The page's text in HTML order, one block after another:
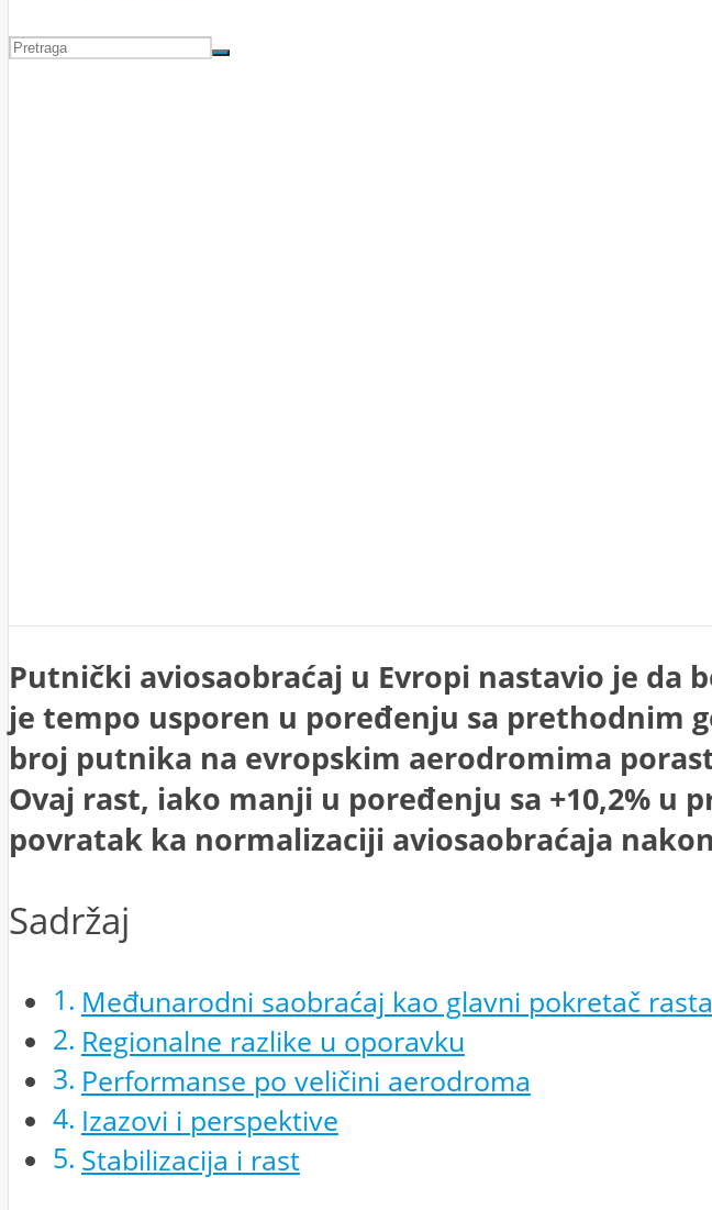
Putnički aviosaobraćaj u Evropi nastavio je da
je tempo usporen u poređenju sa prethodnim
broj putnika na evropskim aerodromima
Ovaj rast, iako manji u poređenju sa +10,2% u
povratak ka normalizaciji aviosaobraćaja
Sadržaj
Međunarodni saobraćaj kao glavni pokretač rasta
Regionalne razlike u oporavku
Performanse po veličini aerodroma
Izazovi i perspektive
Stabilizacija i rast